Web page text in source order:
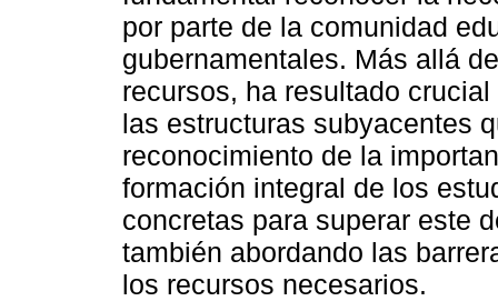
por parte de la comunidad
gubernamentales. Más allá
recursos, ha resultado
las estructuras subyacentes
reconocimiento de la
formación integral de los
concretas para superar este
también abordando las
los recursos necesarios.